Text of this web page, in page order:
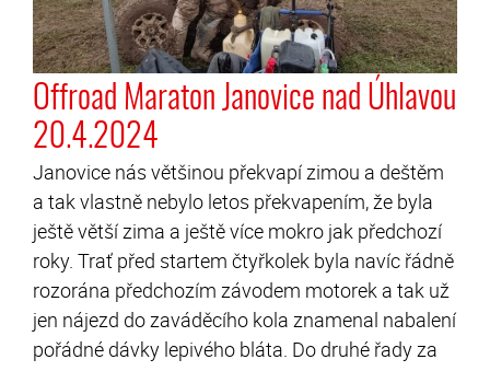
Offroad Maraton Janovice nad Úhlavou
20.4.2024
Janovice nás většinou překvapí zimou a deštěm
a tak vlastně nebylo letos překvapením, že byla
ještě větší zima a ještě více mokro jak předchozí
roky. Trať před startem čtyřkolek byla navíc řádně
rozorána předchozím závodem motorek a tak už
jen nájezd do zaváděcího kola znamenal nabalení
pořádné dávky lepivého bláta. Do druhé řady za